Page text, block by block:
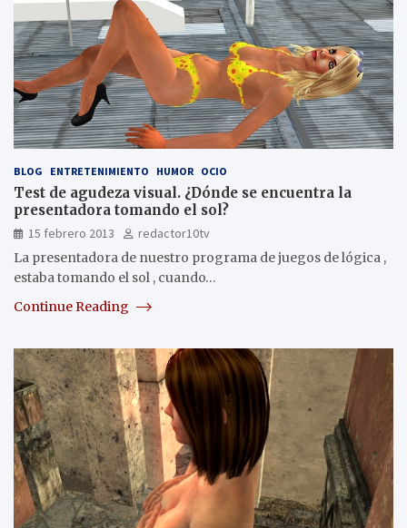
BLOG ENTRETENIMIENTO HUMOR OCIO
Test de agudeza visual. ¿Dónde se encuentra la
presentadora tomando el sol?
15 febrero 2013
redactor10tv
La presentadora de nuestro programa de juegos de lógica ,
estaba tomando el sol , cuando…
Continue Reading